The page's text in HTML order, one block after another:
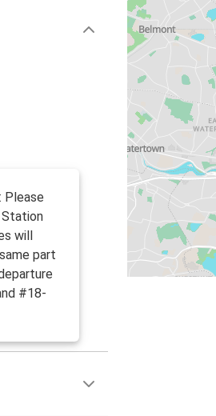
Please
Station
will
part
#18-